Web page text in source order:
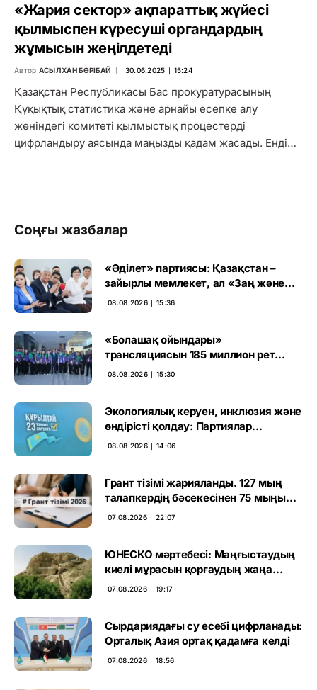
«Жария сектор» ақпараттық жүйесі
қылмыспен күресуші органдардың
жұмысын жеңілдетеді
Автор АСЫЛХАН БӨРІБАЙ 30.06.2025 ∣ 15:24
Қазақстан Республикасы Бас прокуратурасының
Құқықтық статистика және арнайы есепке алу
жөніндегі комитеті қылмыстық процестерді
цифрландыру аясында маңызды қадам жасады. Енді…
Соңғы жазбалар
«Әділет» партиясы: Қазақстан –
зайырлы мемлекет, ал «Заң және
тәртіп» қағидаты баршаға міндетті
08.08.2026 ∣ 15:36
«Болашақ ойындары»
трансляциясын 185 миллион рет
көрген
08.08.2026 ∣ 15:30
Экологиялық керуен, инклюзия және
өндірісті қолдау: Партиялар
өңірлерде қандай мәселе көтерді
08.08.2026 ∣ 14:06
Грант тізімі жарияланды. 127 мың
талапкердің бәсекесінен 75 мыңы
өтті
07.08.2026 ∣ 22:07
ЮНЕСКО мәртебесі: Маңғыстаудың
киелі мұрасын қорғаудың жаңа
кезеңі басталды
07.08.2026 ∣ 19:17
Сырдариядағы су есебі цифрланады:
Орталық Азия ортақ қадамға келді
07.08.2026 ∣ 18:56